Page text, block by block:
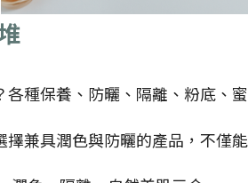
各種保養、防曬、隔離、粉底、
兼具潤色與防曬的產品，不僅